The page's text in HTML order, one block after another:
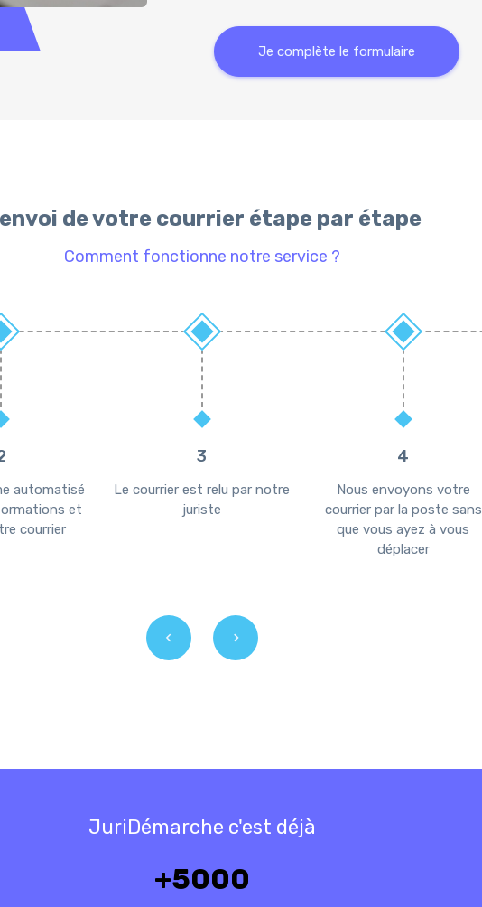
Je complète le formulaire
de votre courrier étape par étape
Comment fonctionne notre service ?
automatisé
et
courrier
3
Le courrier est relu par notre
juriste
4
Nous envoyons votre
courrier par la poste sans
que vous ayez à vous
déplacer
JuriDémarche c'est déjà
+5000